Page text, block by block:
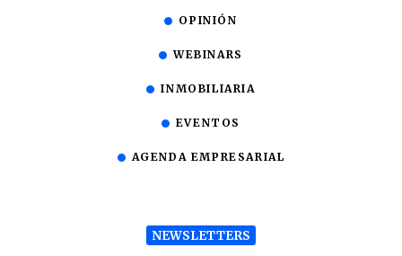
OPINIÓN
WEBINARS
INMOBILIARIA
EVENTOS
AGENDA EMPRESARIAL
NEWSLETTERS